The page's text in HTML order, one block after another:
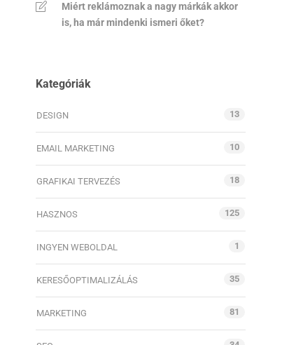
Miért reklámoznak a nagy márkák akkor
is, ha már mindenki ismeri őket?
Kategóriák
DESIGN 13
EMAIL MARKETING 10
GRAFIKAI TERVEZÉS 18
HASZNOS 125
INGYEN WEBOLDAL 1
KERESŐOPTIMALIZÁLÁS 35
MARKETING 81